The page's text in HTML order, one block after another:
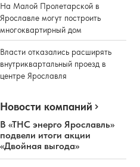
На Малой Пролетарской в
Ярославле могут построить
многоквартирный дом
Власти отказались расширять
внутриквартальный проезд в
центре Ярославля
Новости компаний
В «ТНС энерго Ярославль»
подвели итоги акции
«Двойная выгода»